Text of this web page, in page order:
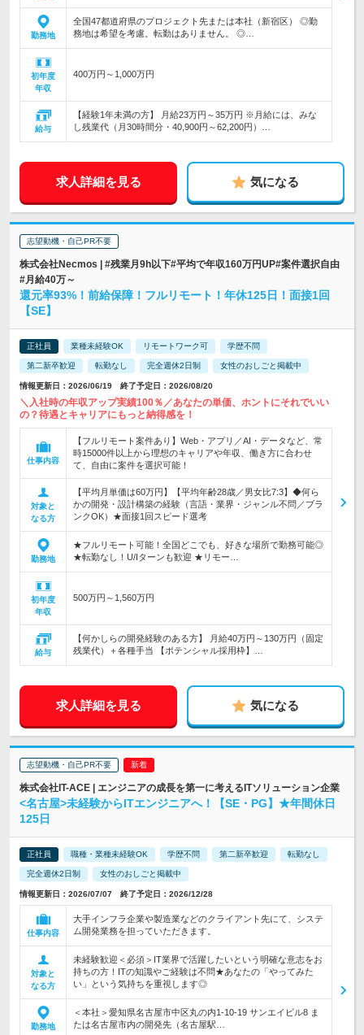
勤務地
全国47都道府県のプロジェクト先または本社（新宿区） ◎勤
務地は希望を考慮。転勤はありません。 ◎…
初年度
年収
400万円～1,000万円
給与
【経験1年未満の方】 月給23万円～35万円 ※月給には、みな
し残業代（月30時間分・40,900円～62,200円）…
求人詳細を見る 気になる
志望動機・自己PR不要
株式会社Necmos | #残業月9h以下#平均で年収160万円UP#案件選択自由
#月給40万～
還元率93%！前給保障！フルリモート！年休125日！面接1回
【SE】
正社員 業種未経験OK リモートワーク可 学歴不問
第二新卒歓迎 転勤なし 完全週休2日制 女性のおしごと掲載中
情報更新日：2026/06/19 終了予定日：2026/08/20
＼入社時の年収アップ実績100％／あなたの単価、ホントにそれでいい
の？待遇とキャリアにもっと納得感を！
仕事内容
【フルリモート案件あり】Web・アプリ／AI・データなど、常
時15000件以上から理想のキャリアや年収、働き方に合わせ
て、自由に案件を選択可能！
対象と
なる方
【平均月単価は60万円】【平均年齢28歳／男女比7:3】◆何ら
かの開発・設計構築の経験（言語・業界・ジャンル不問／ブラ
ンクOK）★面接1回スピード選考
勤務地
★フルリモート可能！全国どこでも、好きな場所で勤務可能◎
★転勤なし！U/Iターンも歓迎 ★リモー…
初年度
年収
500万円～1,560万円
給与
【何かしらの開発経験のある方】 月給40万円～130万円（固定
残業代）＋各種手当 【ポテンシャル採用枠】…
求人詳細を見る 気になる
志望動機・自己PR不要
株式会社IT-ACE | エンジニアの成長を第一に考えるITソリューション企業
<名古屋>未経験からITエンジニアへ！【SE・PG】★年間休日
125日
正社員 職種・業種未経験OK 学歴不問 第二新卒歓迎 転勤なし
完全週休2日制 女性のおしごと掲載中
情報更新日：2026/07/07 終了予定日：2026/12/28
仕事内容
大手インフラ企業や製造業などのクライアント先にて、システ
ム開発業務を担っていただきます。
対象と
なる方
未経験歓迎＜必須＞IT業界で活躍したいという明確な意志をお
持ちの方！ITの知識やご経験は不問★あなたの「やってみた
い」という気持ちを重視します◎
勤務地
＜本社＞愛知県名古屋市中区丸の内1-10-19 サンエイビル8 ま
たは名古屋市内の開発先（名古屋駅…